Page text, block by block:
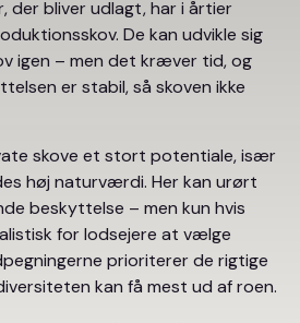
der bliver udlagt, har i årtier
De kan udvikle sig
igen – men det kræver tid, og
er stabil, så skoven ikke
skove et stort potentiale, især
høj naturværdi. Her kan urørt
beskyttelse – men kun hvis
for lodsejere at vælge
prioriterer de rigtige
kan få mest ud af roen.